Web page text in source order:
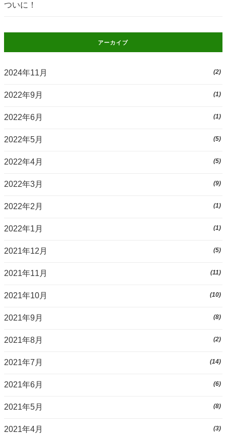
ついに！
アーカイブ
2024年11月 (2)
2022年9月 (1)
2022年6月 (1)
2022年5月 (5)
2022年4月 (5)
2022年3月 (9)
2022年2月 (1)
2022年1月 (1)
2021年12月 (5)
2021年11月 (11)
2021年10月 (10)
2021年9月 (8)
2021年8月 (2)
2021年7月 (14)
2021年6月 (6)
2021年5月 (8)
2021年4月 (3)